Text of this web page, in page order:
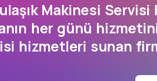
Makinesi
her günü
hizmetleri sunan